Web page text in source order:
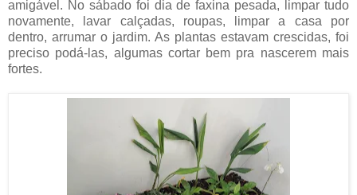
amigável. No sábado foi dia de faxina pesada, limpar tudo
novamente, lavar calçadas, roupas, limpar a casa por
dentro, arrumar o jardim. As plantas estavam crescidas, foi
preciso podá-las, algumas cortar bem pra nascerem mais
fortes.